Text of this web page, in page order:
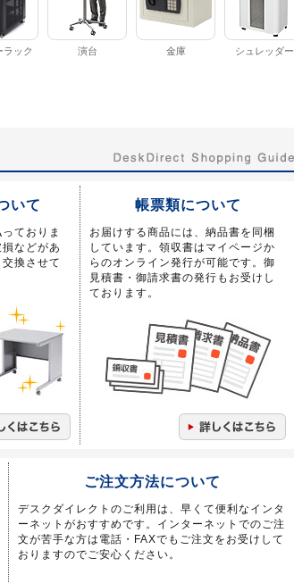
ラック 演台 金庫 シュレッダー
いて
ておりま
などがあ
換させて
帳票類について
お届けする商品には、納品書を同梱
しています。領収書はマイページか
らのオンライン発行が可能です。御
見積書・御請求書の発行もお受けし
ております。
ご注文方法について
デスクダイレクトのご利用は、早くて便利なインタ
ーネットがおすすめです。インターネットでのご注
文が苦手な方は電話・FAXでもご注文をお受けして
おりますのでご安心ください。